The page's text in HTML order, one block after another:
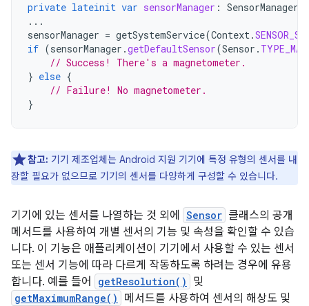
private lateinit var sensorManager : SensorManager
...
sensorManager = getSystemService(Context.
if (sensorManager .getDefaultSensor(Sensor .
// Success! There's a magnetometer.
} else {
// Failure! No magnetometer.
}
참고: 기기 제조업체는 Android 지원 기기에 특정 유형의 센서를 내
장할 필요가 없으므로 기기의 센서를 다양하게 구성할 수 있습니다.
기기에 있는 센서를 나열하는 것 외에 Sensor 클래스의 공개
메서드를 사용하여 개별 센서의 기능 및 속성을 확인할 수 있습
니다. 이 기능은 애플리케이션이 기기에서 사용할 수 있는 센서
또는 센서 기능에 따라 다르게 작동하도록 하려는 경우에 유용
합니다. 예를 들어
getResolution() 및
getMaximumRange()
메서드를 사용하여 센서의 해상도 및